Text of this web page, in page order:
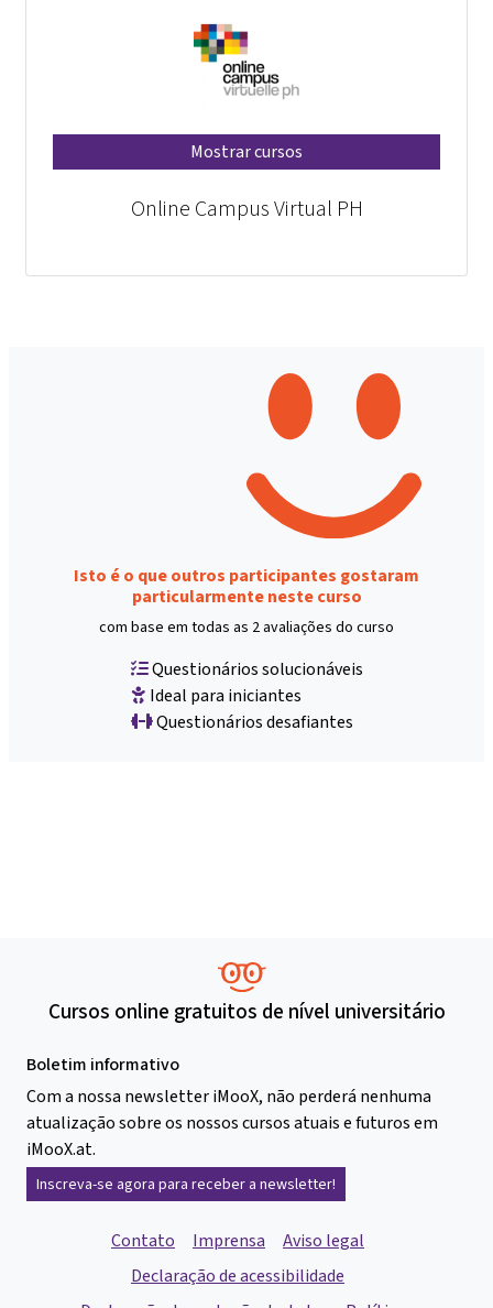
Mostrar cursos
Online Campus Virtual PH
Isto é o que outros participantes gostaram
particularmente neste curso
com base em todas as 2 avaliações do curso
Questionários solucionáveis
Ideal para iniciantes
Questionários desafiantes
Cursos online gratuitos de nível universitário
Boletim informativo
Com a nossa newsletter iMooX, não perderá nenhuma
atualização sobre os nossos cursos atuais e futuros em
iMooX.at.
Inscreva-se agora para receber a newsletter!
Contato Imprensa
Aviso legal
Declaração de acessibilidade